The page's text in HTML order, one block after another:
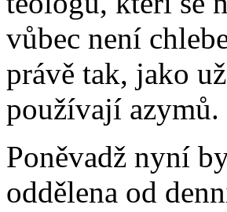
vůbec není
právě tak, jako
používají azymů.
Poněvadž nyní
oddělena od